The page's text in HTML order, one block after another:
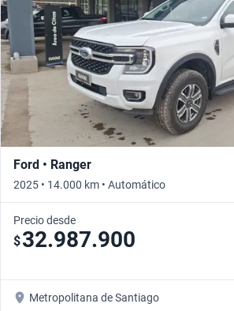
Ford • Ranger
2025 • 14.000 km • Automático
Precio desde
$32.987.900
Metropolitana de Santiago